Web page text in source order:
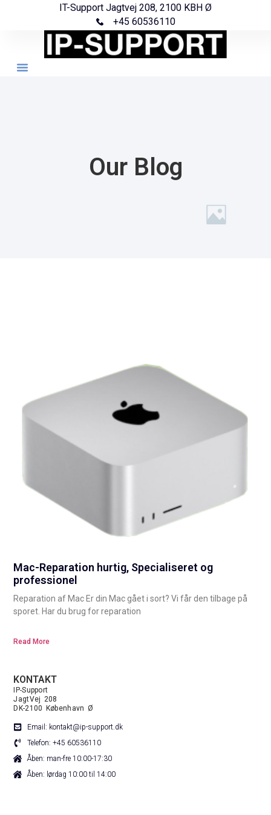
IT-Support Jagtvej 208, 2100 KBH Ø
+45 60536110
Our Blog
Mac-Reparation hurtig, Specialiseret og
professionel
Reparation af Mac Er din Mac gået i sort? Vi får den tilbage på
sporet. Har du brug for reparation
Read More
KONTAKT
IP-Support
JagtVej 208
DK-2100 København Ø
Email: kontakt@ip-support.dk
Telefon: +45 60536110
Åben: man-fre 10:00-17:30
Åben: lørdag 10:00 til 14:00